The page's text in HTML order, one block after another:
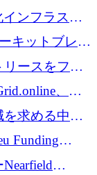
ーロを確保
ンフラスト
ーズ A で
キットブレー
ユーロを調達
ースをフラ
万ユーロを確
、配
万ユーロの
求める中、
で支援
Funding